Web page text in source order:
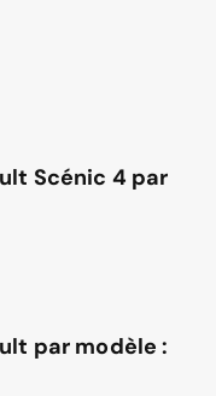
Scénic 4 par
par modèle :